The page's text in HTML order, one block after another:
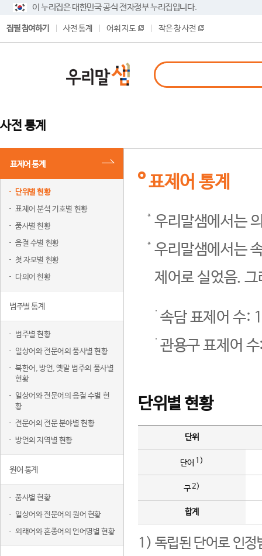
이 누리집은 대한민국 공식 전자정부 누리집입니다.
집필 참여하기 사전 통계 어휘 지도 작은 창 사전
사전 통계
표제어 통계
단위별 현황
표제어 분석 기호별 현황
품사별 현황
음절 수별 현황
첫 자모별 현황
다의어 현황
범주별 통계
범주별 현황
일상어와 전문어의 품사별 현황
북한어, 방언, 옛말 범주의 품사별
현황
일상어와 전문어의 음절 수별 현
황
전문어의 전문 분야별 현황
방언의 지역별 현황
원어 통계
품사별 현황
일상어와 전문어의 원어 현황
외래어와 혼종어의 언어명별 현황
표제어 통계
우리말샘에서는
우리말샘에서는
제어로 실었음.
속담 표제어 수:
관용구 표제어
단위별 현황
단위
단어 1)
구2)
합계
1) 독립된 단어로 인정